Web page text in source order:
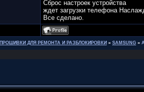
Сброс настроек устройства
ждет загрузки телефона
Все сделано.
ПРОШИВКИ ДЛЯ РЕМОНТА И РАЗБЛОКИРОВКИ » SAMSUNG »